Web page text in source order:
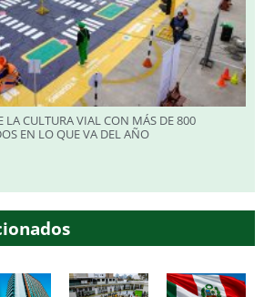
LA CULTURA VIAL CON MÁS DE 800
EN LO QUE VA DEL AÑO